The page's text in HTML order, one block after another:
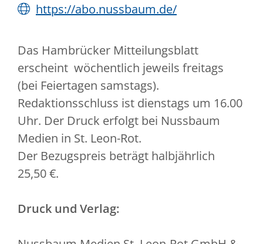
https://abo.nussbaum.de/
Das Hambrücker Mitteilungsblatt
erscheint wöchentlich jeweils freitags
(bei Feiertagen samstags).
Redaktionsschluss ist dienstags um 16.00
Uhr. Der Druck erfolgt bei Nussbaum
Medien in St. Leon-Rot.
Der Bezugspreis beträgt halbjährlich
25,50 €.
Druck und Verlag: